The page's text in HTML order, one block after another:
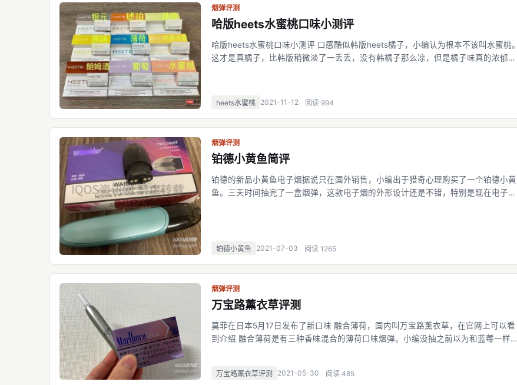
烟弹评测
哈版heets水蜜桃口味小测评
哈版heets水蜜桃口味小测评 口感酷似韩版heets橘子，小编认为根本不该叫水蜜桃。
这才是真橘子，比韩版稍微淡了一丢丢，没有韩橘子那么凉，但是橘子味真的浓郁。
heets水蜜桃 2021-11-12 阅读 994
烟弹评测
铂德小黄鱼简评
铂德的新品小黄鱼电子烟据说只在国外销售，小编出于猎奇心理购买了一个铂德小黄
鱼。三天时间抽完了一盒烟弹，这款电子烟的外形设计还是不错，特别是现在电子烟
铂德小黄鱼 2021-07-03 阅读 1265
烟弹评测
万宝路薰衣草评测
莫菲在日本5月17日发布了新口味 融合薄荷，国内叫万宝路薰衣草，在官网上可以看
到介绍 融合薄荷是有三种香味混合的薄荷口味烟弹。小编没抽之前以为和蓝莓一样，
万宝路薰衣草评测 2021-05-30 阅读 485